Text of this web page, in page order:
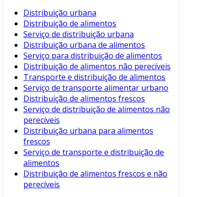
Distribuição urbana
Distribuição de alimentos
Serviço de distribuição urbana
Distribuição urbana de alimentos
Serviço para distribuição de alimentos
Distribuição de alimentos não perecíveis
Transporte e distribuição de alimentos
Serviço de transporte alimentar urbano
Distribuição de alimentos frescos
Serviço de distribuição de alimentos não
perecíveis
Distribuição urbana para alimentos
frescos
Serviço de transporte e distribuição de
alimentos
Distribuição de alimentos frescos e não
perecíveis